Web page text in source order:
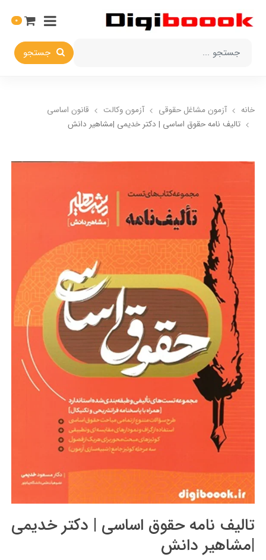
جستجو
0
خانه آزمون مشاغل حقوقی آزمون وکالت
قانون اساسی
تالیف نامه حقوق اساسی | دکتر خدیمی |مشاهیر دانش
تالیف نامه حقوق اساسی | دکتر خدیمی
|مشاهیر دانش